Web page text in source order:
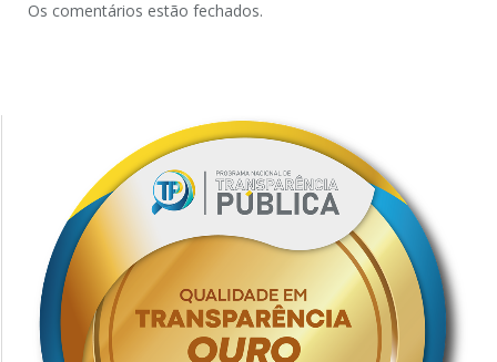
Os comentários estão fechados.